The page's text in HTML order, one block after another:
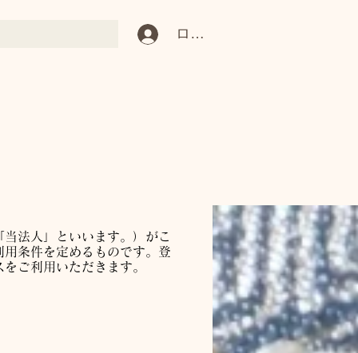
ログイン
法人」といいます。）がこ
条件を定めるものです。登
ご利用いただきます。